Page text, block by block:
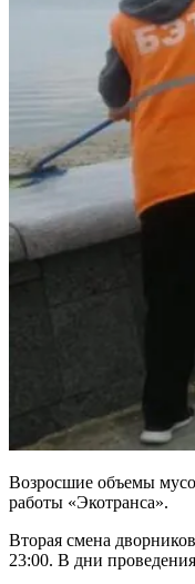
Возросшие объемы
работы «Экотранса».
Вторая смена
23:00. В дни